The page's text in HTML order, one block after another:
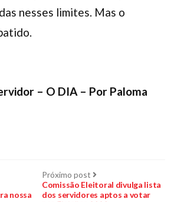
nesses limites. Mas o
– O DIA – Por Paloma
nossa
Próximo post Próximo
post:
Comissão Eleitoral divulga lista
dos servidores aptos a votar